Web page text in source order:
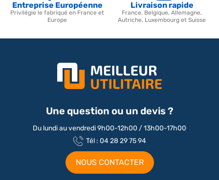
Entreprise Européenne
Privilégie le fabriqué en France et
Europe
Livraison rapide
France, Belgique, Allemagne,
Autriche, Luxembourg et Suisse
Une question ou un devis ?
Du lundi au vendredi 9h00-12h00 / 13h00-17h00
Tél : 04 28 29 75 94
NOUS CONTACTER